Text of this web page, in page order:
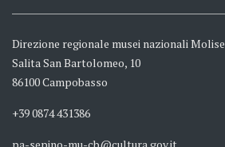
Direzione regionale musei nazionali Molise
Salita San Bartolomeo, 10
86100 Campobasso
+39 0874 431386